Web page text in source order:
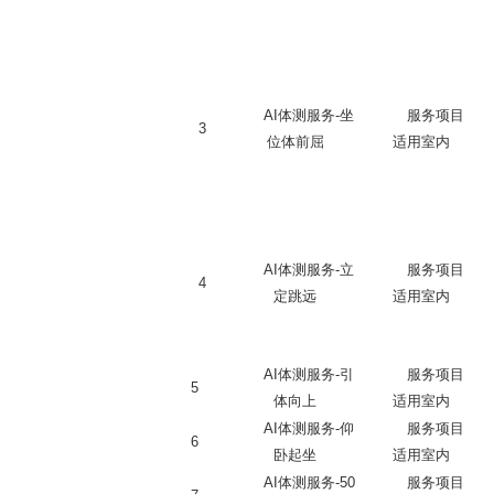
3
AI体测服务-坐
位体前屈
服务项目
适用室内
4
AI体测服务-立
定跳远
服务项目
适用室内
5
AI体测服务-引
体向上
服务项目
适用室内
6
AI体测服务-仰
卧起坐
服务项目
适用室内
AI体测服务-50
服务项目